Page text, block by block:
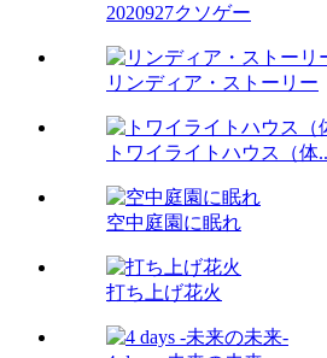
2020927クソゲー
リンディア・ストーリー
トワイライトハウス（体
空中庭園に眠れ
打ち上げ花火